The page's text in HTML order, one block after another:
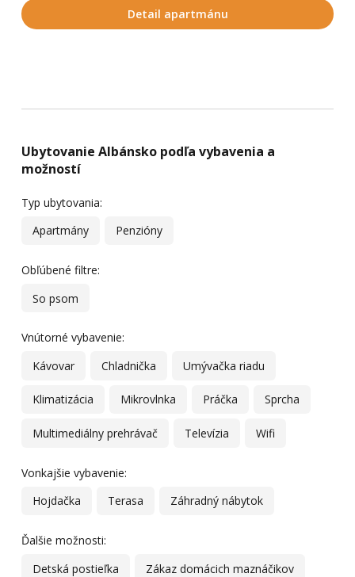
Detail apartmánu
Ubytovanie Albánsko podľa vybavenia a
možností
Typ ubytovania:
Apartmány
Penzióny
Obľúbené filtre:
So psom
Vnútorné vybavenie:
Kávovar
Chladnička Umývačka riadu
Klimatizácia Mikrovlnka Práčka Sprcha
Multimediálny prehrávač Televízia Wifi
Vonkajšie vybavenie:
Hojdačka
Terasa Záhradný nábytok
Ďalšie možnosti:
Detská postieľka
Zákaz domácich maznáčikov